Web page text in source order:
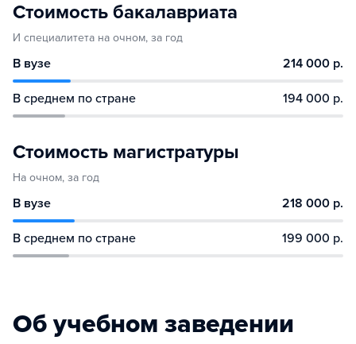
Стоимость бакалавриата
И специалитета на очном, за год
В вузе 214 000 р.
В среднем по стране 194 000 р.
Стоимость магистратуры
На очном, за год
В вузе 218 000 р.
В среднем по стране 199 000 р.
Об учебном заведении